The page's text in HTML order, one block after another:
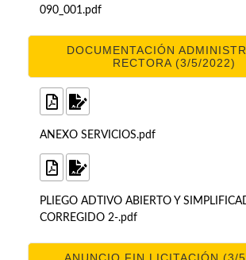
090_001.pdf
DOCUMENTACIÓN
RECTORA (3/5/2022)
ANEXO SERVICIOS.pdf
PLIEGO ADTIVO ABIERTO Y
CORREGIDO 2-.pdf